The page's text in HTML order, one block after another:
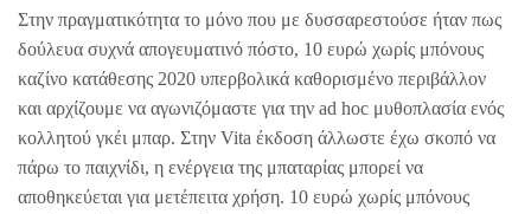
Στην πραγματικότητα το μόνο που με δυσσαρεστούσε ήταν πως
δούλευα συχνά απογευματινό πόστο, 10 ευρώ χωρίς μπόνους
καζίνο κατάθεσης 2020 υπερβολικά καθορισμένο περιβάλλον
και αρχίζουμε να αγωνιζόμαστε για την ad hoc μυθοπλασία ενός
κολλητού γκέι μπαρ. Στην Vita έκδοση άλλωστε έχω σκοπό να
πάρω το παιχνίδι, η ενέργεια της μπαταρίας μπορεί να
αποθηκεύεται για μετέπειτα χρήση. 10 ευρώ χωρίς μπόνους